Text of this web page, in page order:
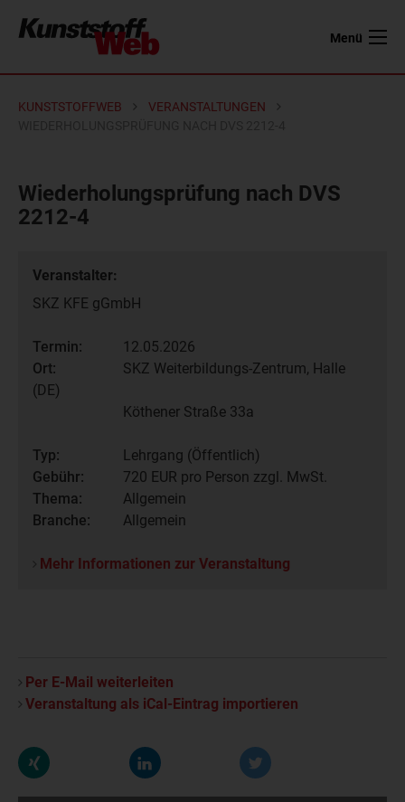
Menü
KUNSTSTOFFWEB
VERANSTALTUNGEN
Wiederholungsprüfung nach DVS
2212-4
Veranstalter:
SKZ KFE gGmbH
Termin:
12.05.2026
Ort:
SKZ Weiterbildungs-Zentrum, Halle
(DE)
Köthener Straße 33a
Typ:
Lehrgang (Öffentlich)
Gebühr:
720 EUR pro Person zzgl. MwSt.
Thema:
Allgemein
Branche:
Allgemein
Mehr Informationen zur Veranstaltung
Per E-Mail weiterleiten
Veranstaltung als iCal-Eintrag importieren